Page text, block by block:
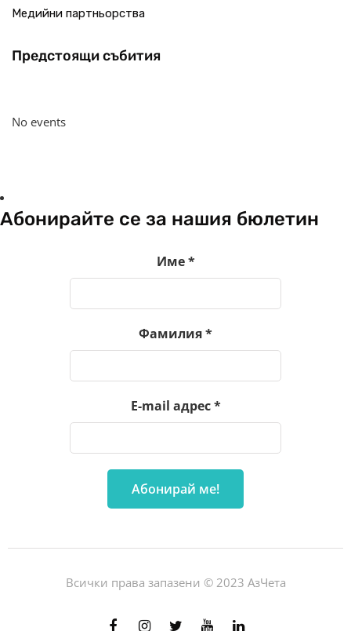
Медийни партньорства
Предстоящи събития
No events
Абонирайте се за нашия бюлетин
Име*
Фамилия*
E-mail адрес*
Всички права запазени © 2023 АзЧета